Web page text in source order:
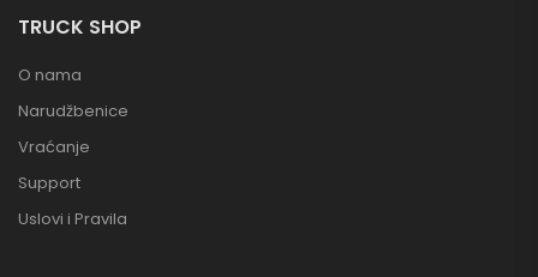
TRUCK SHOP
O nama
Narudžbenice
Vraćanje
Support
Uslovi i Pravila